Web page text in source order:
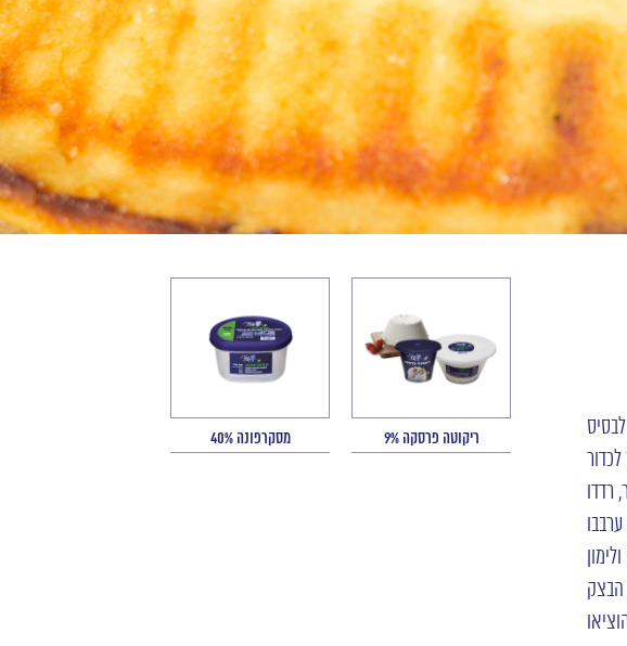
רדדו
חממו תנור לטמפרטורה של 160 מעלות. ערבבו
הבצק
מסקרפונה 40% ריקוטה פרסקה 9%